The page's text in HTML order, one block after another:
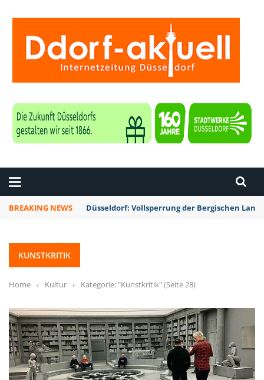
BREAKING NEWS Düsseldorf: Vollsperrung der Bergischen
KUNSTKRITIK
Home › Kultur › Kategorie: "Kunstkritik"(Seite 28)